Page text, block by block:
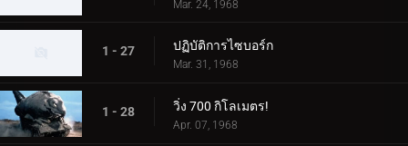
Mar. 24, 1968
1 - 27 ปฏิบัติการไซบอร์ก
Mar. 31, 1968
1 - 28 วิ่ง 700 กิโลเมตร!
Apr. 07, 1968